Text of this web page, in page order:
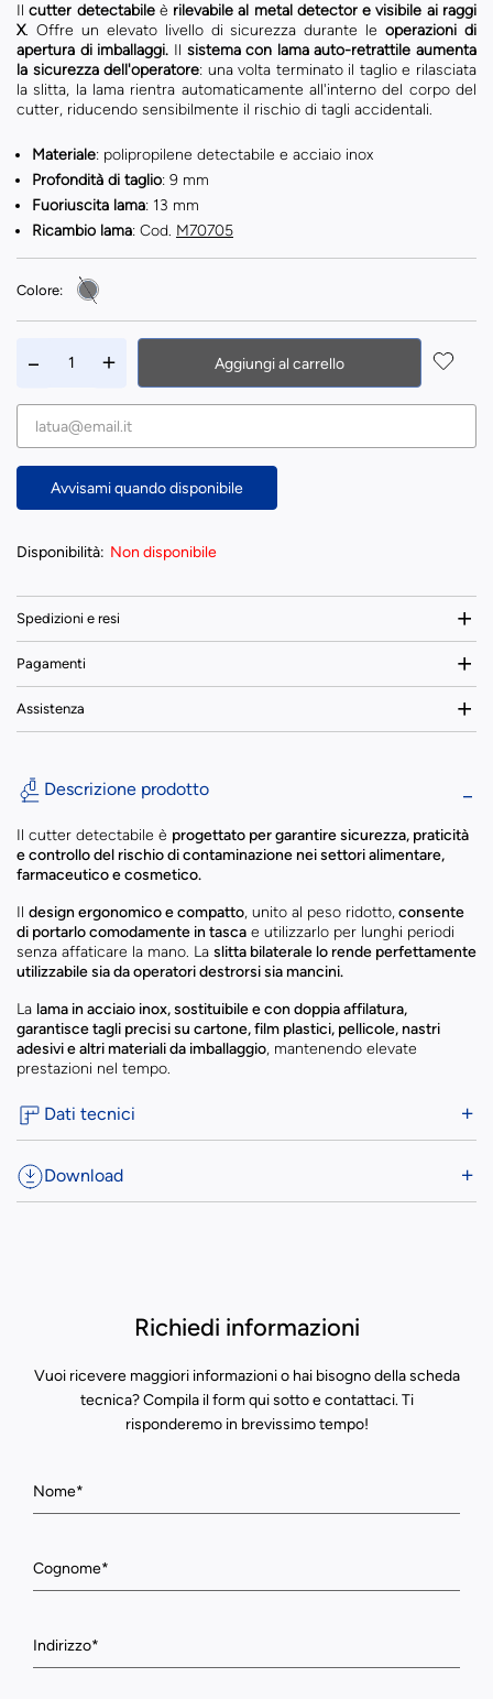
Ilcutter detectabileè rilevabile al metal detector e visibile ai raggi
X. Offre un elevato livello di sicurezza durante leoperazioni di
apertura di imballaggi. Il sistema con lama auto-retrattile aumenta
la sicurezza dell'operatore: una volta terminato il taglio e rilasciata
la slitta, la lama rientra automaticamente all'interno del corpo del
cutter, riducendo sensibilmente il rischio di tagli accidentali.
Materiale: polipropilene detectabile e acciaio inox
Profondità di taglio: 9 mm
Fuoriuscita lama: 13 mm
Ricambio lama: Cod. M70705
Colore:
Aggiungi al carrello
Avvisami quando disponibile
Disponibilità: Non disponibile
Spedizioni e resi
Pagamenti
Assistenza
Descrizione prodotto
Il cutter detectabile è progettato per garantire sicurezza, praticità
e controllo del rischio di contaminazione nei settori alimentare,
farmaceutico e cosmetico.
Il design ergonomico e compatto, unito al peso ridotto,consente
di portarlo comodamente in tasca e utilizzarlo per lunghi periodi
senza affaticare la mano. La slitta bilaterale lo rende perfettamente
utilizzabile sia da operatori destrorsi sia mancini.
La lama in acciaio inox, sostituibile e con doppia affilatura,
garantisce tagli precisi su cartone, film plastici, pellicole, nastri
adesivi e altri materiali da imballaggio, mantenendo elevate
prestazioni nel tempo.
Dati tecnici
Download
Richiedi informazioni
Vuoi ricevere maggiori informazioni o hai bisogno della scheda
tecnica? Compila il form qui sotto e contattaci. Ti
risponderemo in brevissimo tempo!